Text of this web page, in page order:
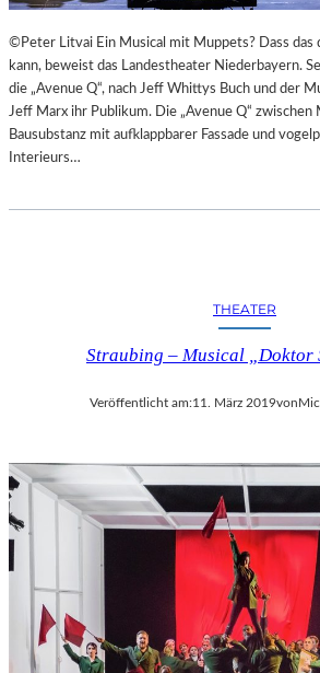
©Peter Litvai Ein Musical mit Muppets? Dass das
kann, beweist das Landestheater Niederbayern.
die „Avenue Q“, nach Jeff Whittys Buch und der
Jeff Marx ihr Publikum. Die „Avenue Q“ zwischen
Bausubstanz mit aufklappbarer Fassade und
Interieurs…
THEATER
Straubing – Musical „Doktor
Veröffentlicht am:11. März 2019von